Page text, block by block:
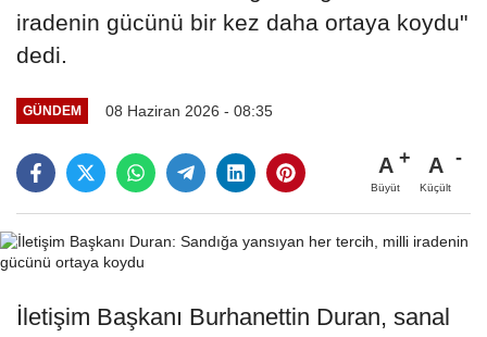
iradenin gücünü bir kez daha ortaya koydu"
dedi.
GÜNDEM 08 Haziran 2026 - 08:35
A
Büyüt
A
Küçült
İletişim Başkanı Burhanettin Duran, sanal